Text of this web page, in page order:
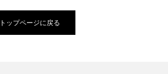
トップページに戻る